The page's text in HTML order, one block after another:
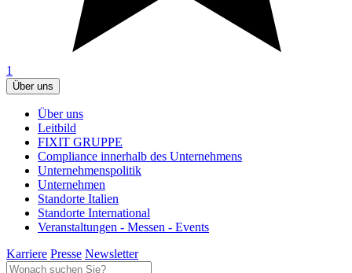
1
Über uns
Über uns
Leitbild
FIXIT GRUPPE
Compliance innerhalb des Unternehmens
Unternehmenspolitik
Unternehmen
Standorte Italien
Standorte International
Veranstaltungen - Messen - Events
Karriere Presse Newsletter